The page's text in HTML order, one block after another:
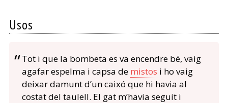
Usos
Tot i que la bombeta es va encendre bé, vaig
agafar espelma i capsa de mistos i ho vaig
deixar damunt d’un caixó que hi havia al
costat del taulell. El gat m’havia seguit i